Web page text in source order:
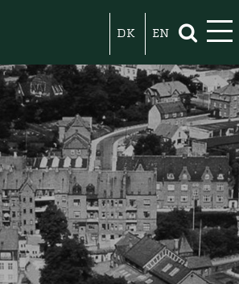
DK EN